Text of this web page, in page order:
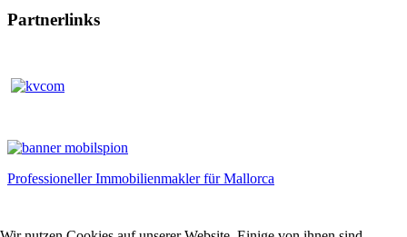
Partnerlinks
Professioneller Immobilienmakler für Mallorca